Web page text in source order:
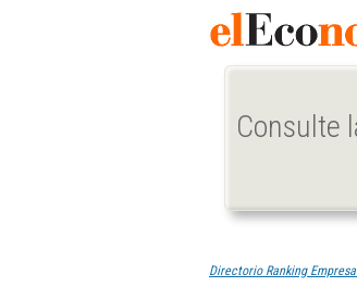
Consulte
Directorio Ranking